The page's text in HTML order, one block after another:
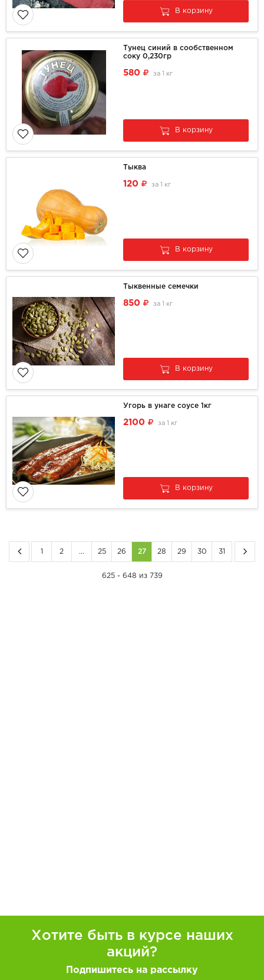
В корзину
Тунец синий в сообственном
соку 0,230гр
580 за 1 кг
В корзину
Тыква
120 за 1 кг
В корзину
Тыквенные семечки
850 за 1 кг
В корзину
Угорь в унаге соусе 1кг
2100 за 1 кг
В корзину
1 2 ... 25 26 27 28 29 30 31
625 - 648 из 739
Хотите быть в курсе наших
акций?
Подпишитесь на рассылку